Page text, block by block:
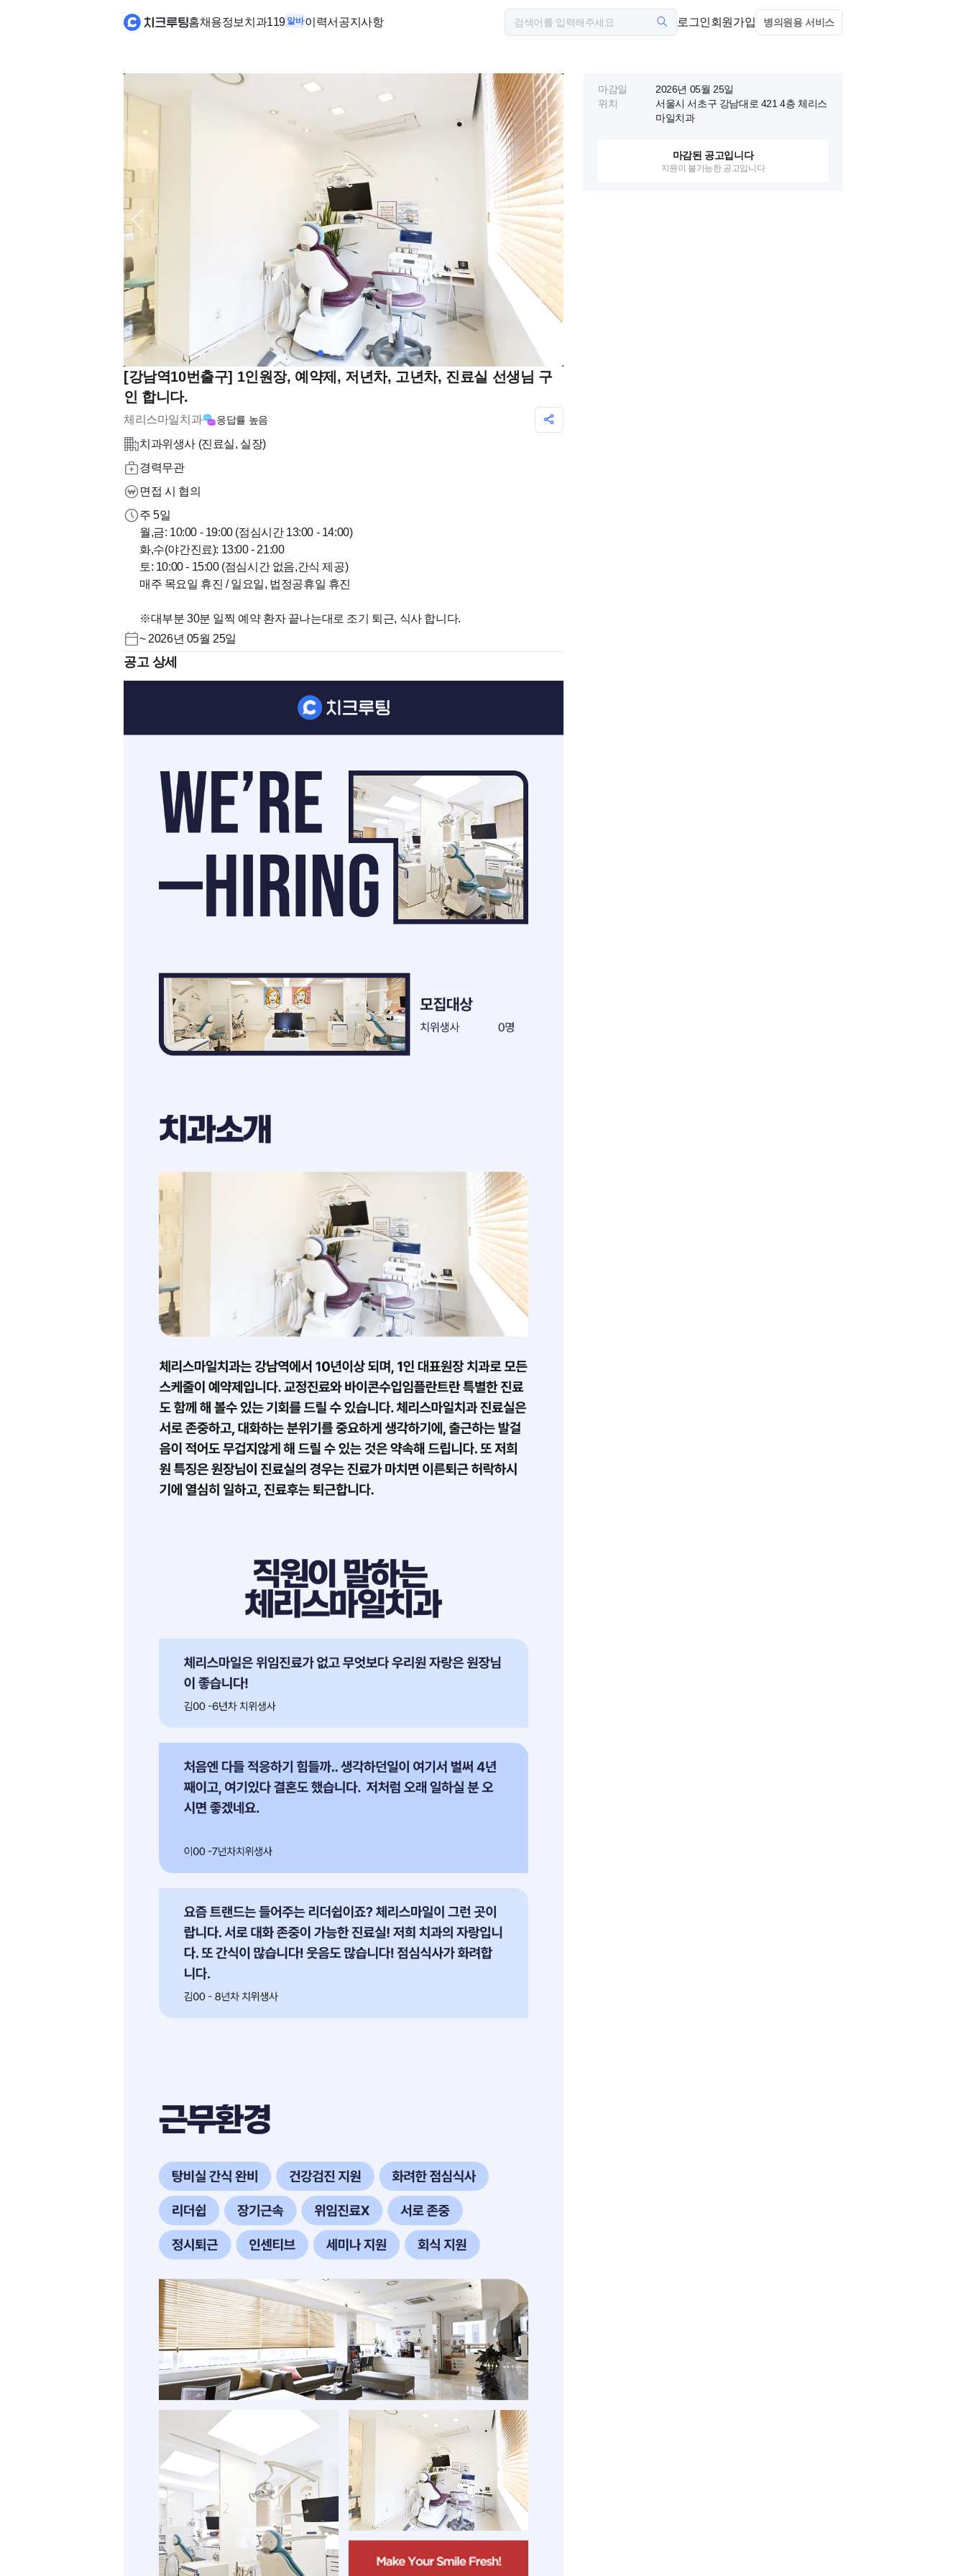
홈채용정보 치과119 알바이력서 공지사항 로그인회원가입 병의원용 서비스
[강남역10번출구] 1인원장, 예약제, 저년차, 고년차, 진료실 선생님 구
인 합니다.
체리스마일치과 응답률 높음
치과위생사 (진료실, 실장)
경력무관
면접 시 협의
주 5일
월,금: 10:00 - 19:00 (점심시간 13:00 - 14:00)
화,수(야간진료): 13:00 - 21:00
토: 10:00 - 15:00 (점심시간 없음,간식 제공)
매주 목요일 휴진 / 일요일, 법정공휴일 휴진
※대부분 30분 일찍 예약 환자 끝나는대로 조기 퇴근, 식사 합니다.
~ 2026년 05월 25일
공고 상세
마감일
2026년 05월 25일
위치
서울시 서초구 강남대로 421 4층 체리스
마일치과
마감된 공고입니다
지원이 불가능한 공고입니다